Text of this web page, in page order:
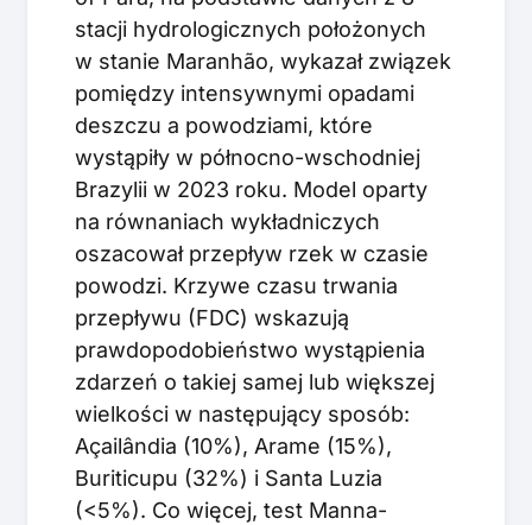
stacji hydrologicznych położonych
w stanie Maranhão, wykazał związek
pomiędzy intensywnymi opadami
deszczu a powodziami, które
wystąpiły w północno-wschodniej
Brazylii w 2023 roku. Model oparty
na równaniach wykładniczych
oszacował przepływ rzek w czasie
powodzi. Krzywe czasu trwania
przepływu (FDC) wskazują
prawdopodobieństwo wystąpienia
zdarzeń o takiej samej lub większej
wielkości w następujący sposób:
Açailândia (10%), Arame (15%),
Buriticupu (32%) i Santa Luzia
(<5%). Co więcej, test Manna-